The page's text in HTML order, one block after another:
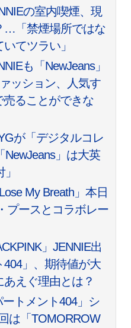
の室内喫煙、現
…「禁煙場所ではな
てツラい」
も「NewJeans」
ッション、人気す
ることができな
が「デジタルコレ
」は大英
My Breath」本日
プースとコラボレー
」JENNIE出
」、期待値が大
えぐ理由とは？
ートメント404」シ
は「TOMORROW